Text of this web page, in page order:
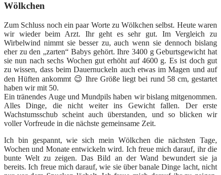
Wölkchen
Zum Schluss noch ein paar Worte zu Wölkchen selbst. Heute waren
wir wieder beim Arzt. Ihr geht es sehr gut. Im Vergleich zu
Wirbelwind nimmt sie besser zu, auch wenn sie dennoch bislang
eher zu den „zarten“ Babys gehört. Ihre 3400 g Geburtsgewicht hat
sie nun nach sechs Wochen gut erhöht auf 4600 g. Es ist doch gut
zu wissen, dass beim Dauernuckeln auch etwas im Magen und auf
den Hüften ankommt 😉 Ihre Größe liegt bei rund 58 cm, gestartet
haben wir mit 50.
Ein tränendes Auge und Mundpils haben wir bislang mitgenommen.
Alles Dinge, die nicht weiter ins Gewicht fallen. Der erste
Wachstumsschub scheint auch überstanden, und so blicken wir
voller Vorfreude in die nächste gemeinsame Zeit.
Ich bin gespannt, wie sich mein Wölkchen die nächsten Tage,
Wochen und Monate entwickeln wird. Ich freue mich darauf, ihr die
bunte Welt zu zeigen. Das Bild an der Wand bewundert sie ja
bereits. Ich freue mich darauf, wie sie über banale Dinge lacht, nicht